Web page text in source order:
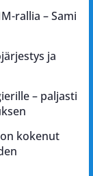
rallia – Sami
ja
– paljasti
kokenut